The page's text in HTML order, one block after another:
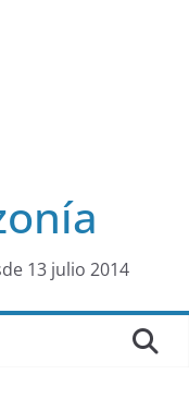
13 julio 2014